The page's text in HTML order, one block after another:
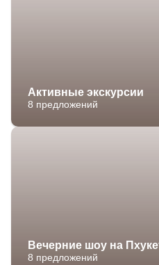
Активные экскурсии
8 предложений
Вечерние шоу на
8 предложений